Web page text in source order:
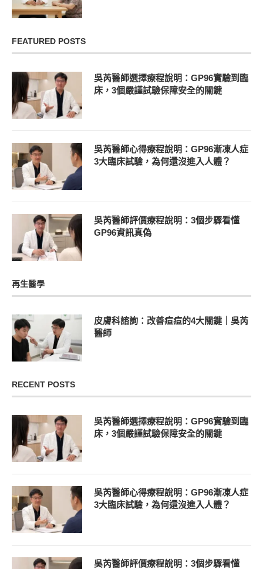
FEATURED POSTS
吳芮醫師選擇療程說明：GP96實驗到臨
床，3個嚴謹試驗保障安全的關鍵
吳芮醫師心得療程說明：GP96漸凍人症
3大臨床試驗，為何還沒進入人體？
吳芮醫師評價療程說明：3個步驟看懂
GP96資訊真偽
再生醫學
皮膚科諮詢：改善痘痘的4大關鍵｜吳芮
醫師
RECENT POSTS
吳芮醫師選擇療程說明：GP96實驗到臨
床，3個嚴謹試驗保障安全的關鍵
吳芮醫師心得療程說明：GP96漸凍人症
3大臨床試驗，為何還沒進入人體？
吳芮醫師評價療程說明：3個步驟看懂